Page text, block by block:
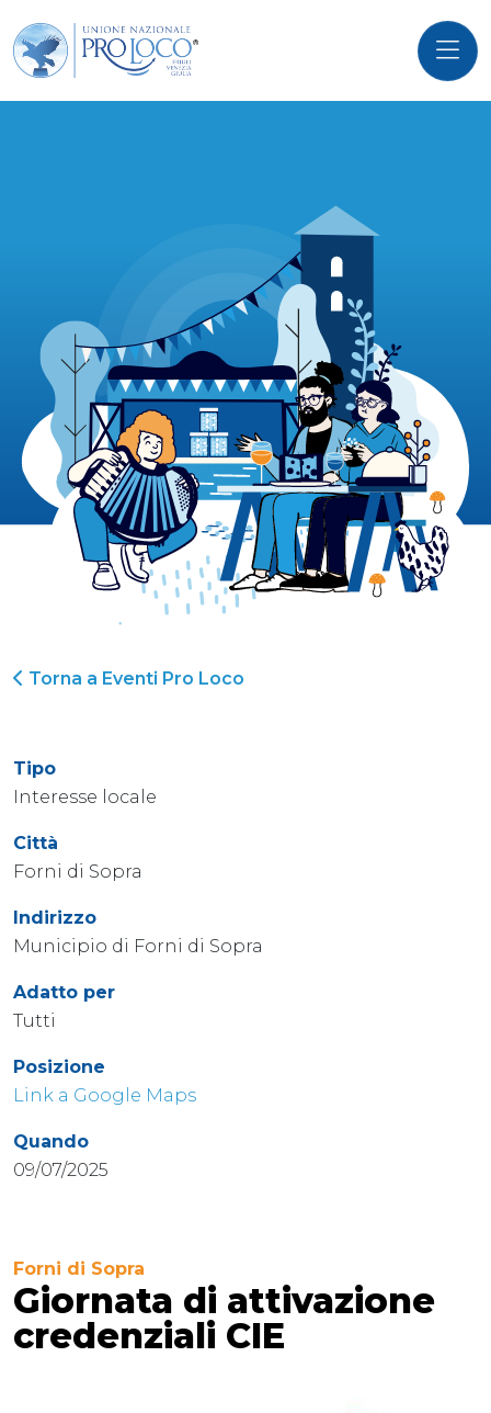
Torna a Eventi Pro Loco
Tipo
Interesse locale
Città
Forni di Sopra
Indirizzo
Municipio di Forni di Sopra
Adatto per
Tutti
Posizione
Link a Google Maps
Quando
09/07/2025
Forni di Sopra
Giornata di attivazione
credenziali CIE